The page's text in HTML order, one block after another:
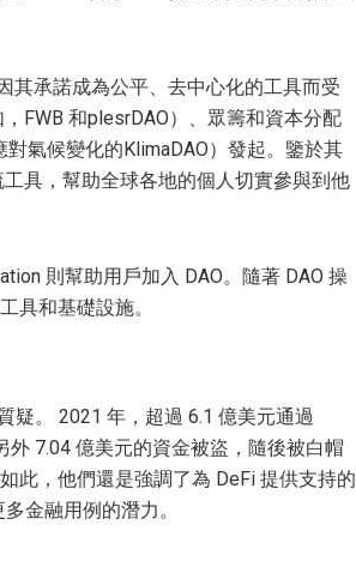
其承諾成為公平、去中心化的工具而受
FWB 和plesrDAO）、眾籌和資本分配
對氣候變化的KlimaDAO）發起。鑒於其
具，幫助全球各地的個人切實參與到他
則幫助用戶加入 DAO。隨著 DAO 操
具和基礎設施。
疑。 2021 年，超過 6.1 億美元通過
7.04 億美元的資金被盜，隨後被白帽
此，他們還是強調了為 DeFi 提供支持的
金融用例的潛力。